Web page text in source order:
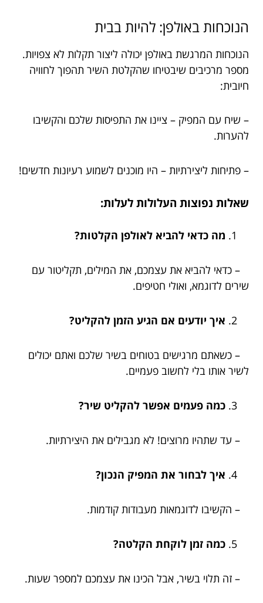
הנוכחות באולפן: להיות בבית
הנוכחות המרגשת באולפן יכולה ליצור תקלות לא צפויות.
מספר מרכיבים שיבטיחו שהקלטת השיר תהפוך לחוויה
חיובית:
– שיח עם המפיק – ציינו את התפיסות שלכם והקשיבו
להערות.
– פתיחות ליצירתיות – היו מוכנים לשמוע רעיונות חדשים!
שאלות נפוצות העלולות לעלות:
מה כדאי להביא לאולפן הקלטות?
– כדאי להביא את עצמכם, את המילים, תקליטור עם
שירים לדוגמא, ואולי חטיפים.
איך יודעים אם הגיע הזמן להקליט?
– כשאתם מרגישים בטוחים בשיר שלכם ואתם יכולים
לשיר אותו בלי לחשוב פעמיים.
כמה פעמים אפשר להקליט שיר?
– עד שתהיו מרוצים! לא מגבילים את היצירתיות.
איך לבחור את המפיק הנכון?
– הקשיבו לדוגמאות מעבודות קודמות.
כמה זמן לוקחת הקלטה?
– זה תלוי בשיר, אבל הכינו את עצמכם למספר שעות.